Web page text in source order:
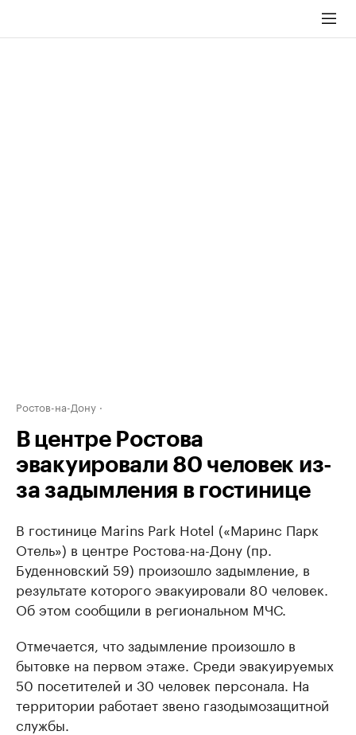
Ростов-на-Дону
В центре Ростова
эвакуировали 80 человек из-
за задымления в гостинице
В гостинице Marins Park Hotel («Маринс Парк
Отель») в центре Ростова-на-Дону (пр.
Буденновский 59) произошло задымление, в
результате которого эвакуировали 80 человек.
Об этом сообщили в региональном МЧС.
Отмечается, что задымление произошло в
бытовке на первом этаже. Среди эвакуируемых
50 посетителей и 30 человек персонала. На
территории работает звено газодымозащитной
службы.